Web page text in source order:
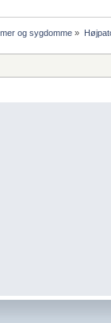
og sygdomme »